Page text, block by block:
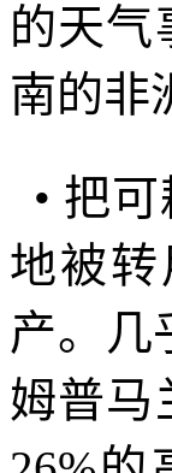
的天气
南的非
• 把
地被
产。几
姆普马